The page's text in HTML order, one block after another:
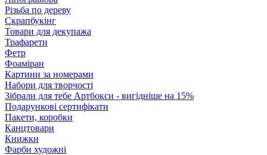
Різьба по дереву
Скрапбукінг
Товари для декупажа
Трафарети
Фетр
Фоаміран
Картини за номерами
Набори для творчості
Зібрали для тебе Артбокси - вигідніше на 15%
Подарункові сертифікати
Пакети, коробки
Канцтовари
Книжки
Фарби художні